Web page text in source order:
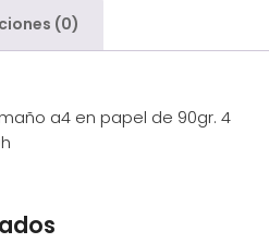
(0)
a4 en papel de 90gr. 4